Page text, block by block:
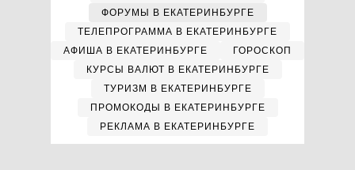
ФОРУМЫ В ЕКАТЕРИНБУРГЕ
ТЕЛЕПРОГРАММА В ЕКАТЕРИНБУРГЕ
АФИША В ЕКАТЕРИНБУРГЕ
ГОРОСКОП
КУРСЫ ВАЛЮТ В ЕКАТЕРИНБУРГЕ
ТУРИЗМ В ЕКАТЕРИНБУРГЕ
ПРОМОКОДЫ В ЕКАТЕРИНБУРГЕ
РЕКЛАМА В ЕКАТЕРИНБУРГЕ